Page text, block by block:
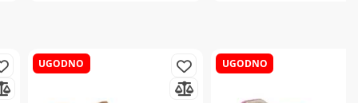
UGODNO UGODNO